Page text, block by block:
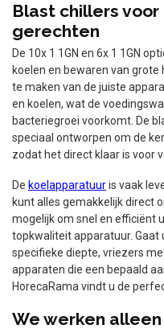
Blast chillers
gerechten
De 10x 1 1GN en 6x 1 1GN
koelen en bewaren van
te maken van de juiste
en koelen, wat de
bacteriegroei voorkomt. De
speciaal ontworpen om de
zodat het direct klaar is voor
De koelapparatuuris vaak
kunt alles gemakkelijk direct
mogelijk om snel en efficiënt
topkwaliteit apparatuur. Gaat
specifieke diepte, vriezers
apparaten die een bepaald
HorecaRama vindt u de
We werken